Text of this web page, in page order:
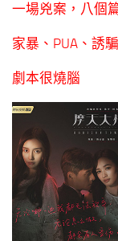
一場兇案，八個
家暴、PUA、誘
劇本很燒腦